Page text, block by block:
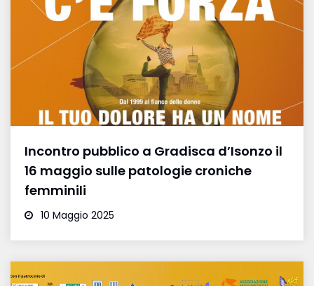
Incontro pubblico a Gradisca d’Isonzo il
16 maggio sulle patologie croniche
femminili
10 Maggio 2025